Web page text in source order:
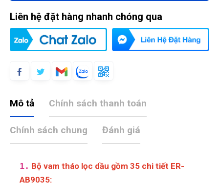
Liên hệ đặt hàng nhanh chóng qua
Mô tả Chính sách thanh toán
Chính sách chung Đánh giá
1. Bộ vam tháo lọc dầu gồm 35 chi tiết ER-
AB9035: